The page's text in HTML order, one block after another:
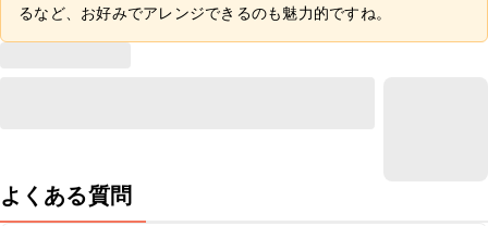
るなど、お好みでアレンジできるのも魅力的ですね。
よくある質問